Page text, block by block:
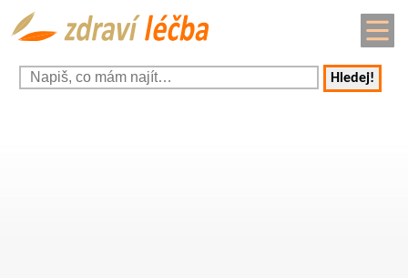
Hledej!